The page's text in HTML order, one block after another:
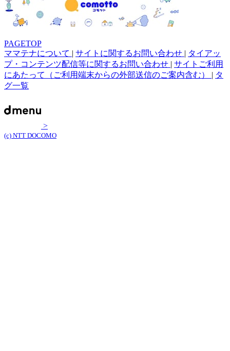
PAGETOP
ママテナについて | サイトに関するお問い合わせ | タイアッ
プ・コンテンツ配信等に関するお問い合わせ | サイトご利用
にあたって（ご利用端末からの外部送信のご案内含む） | タ
グ一覧
>
(c) NTT DOCOMO